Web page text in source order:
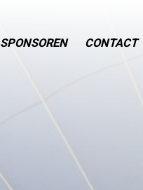
SPONSOREN CONTACT